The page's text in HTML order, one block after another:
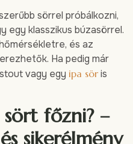
sörrel próbálkozni,
egy klasszikus búzasörrel.
és az
Ha pedig már
vagy egy ipa söris
főzni? –
sikerélmény